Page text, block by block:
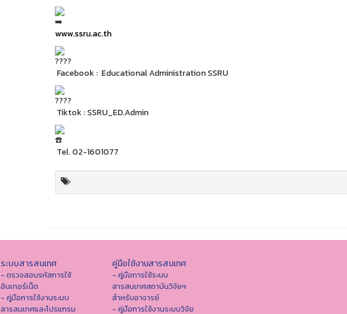
www.ssru.ac.th
Facebook : Educational Administration SSRU
Tiktok : SSRU_ED.Admin
Tel. 02-1601077
ระบบสารสนเทศ
- ตรวจสอบรหัสการใช้
อินเทอร์เน็ต
- คู่มือการใช้งานระบบ
สารสนเทศและโปรแกรม
คู่มือใช้งานสารสนเทศ
- คู่มือการใช้ระบบ
สารสนเทศสถาบันวิจัยฯ
สำหรับอาจารย์
- คู่มือการใช้งานระบบวิจัย